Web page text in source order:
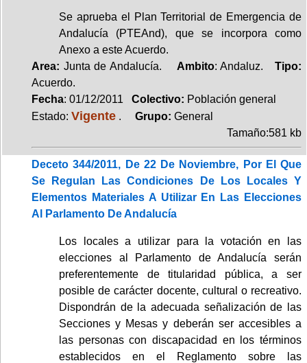
Se aprueba el Plan Territorial de Emergencia de
Andalucía (PTEAnd), que se incorpora como
Anexo a este Acuerdo.
Area: Junta de Andalucía. Ambito: Andaluz.Tipo:
Acuerdo.
Fecha: 01/12/2011 Colectivo: Población general
Estado: Vigente . Grupo: General
Tamaño:581 kb
Deceto 344/2011, De 22 De Noviembre, Por El Que
Se Regulan Las Condiciones De Los Locales Y
Elementos Materiales A Utilizar En Las Elecciones
Al Parlamento De Andalucía
Los locales a utilizar para la votación en las
elecciones al Parlamento de Andalucía serán
preferentemente de titularidad pública, a ser
posible de carácter docente, cultural o recreativo.
Dispondrán de la adecuada señalización de las
Secciones y Mesas y deberán ser accesibles a
las personas con discapacidad en los términos
establecidos en el Reglamento sobre las